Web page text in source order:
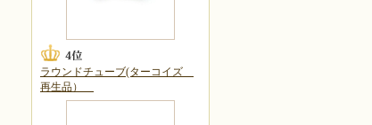
ラウンドチューブ(ターコイズ
再生品）